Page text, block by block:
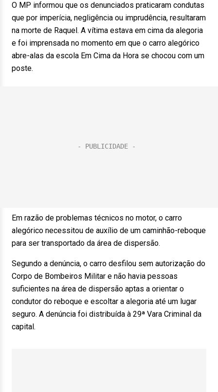
O MP informou que os denunciados praticaram condutas
que por imperícia, negligência ou imprudência, resultaram
na morte de Raquel. A vítima estava em cima da alegoria
e foi imprensada no momento em que o carro alegórico
abre-alas da escola Em Cima da Hora se chocou com um
poste.
Em razão de problemas técnicos no motor, o carro
alegórico necessitou de auxílio de um caminhão-reboque
para ser transportado da área de dispersão.
Segundo a denúncia, o carro desfilou sem autorização do
Corpo de Bombeiros Militar e não havia pessoas
suficientes na área de dispersão aptas a orientar o
condutor do reboque e escoltar a alegoria até um lugar
seguro. A denúncia foi distribuída à 29ª Vara Criminal da
capital.